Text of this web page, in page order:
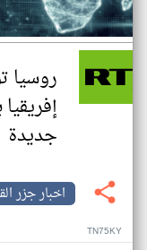
روسيا
جديدة
اخبار جزر
TN75KY